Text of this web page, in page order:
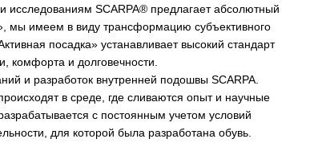
исследованиям SCARPA® предлагает абсолютный
мы имеем в виду трансформацию субъективного
посадка» устанавливает высокий стандарт
комфорта и долговечности.
и разработок внутренней подошвы SCARPA.
в среде, где сливаются опыт и научные
с постоянным учетом условий
для которой была разработана обувь.